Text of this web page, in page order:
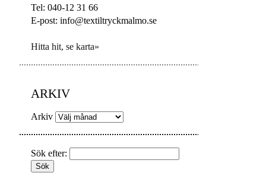
Tel: 040-12 31 66
E-post: info@textiltryckmalmo.se
Hitta hit, se karta»
ARKIV
Arkiv
Sök efter: